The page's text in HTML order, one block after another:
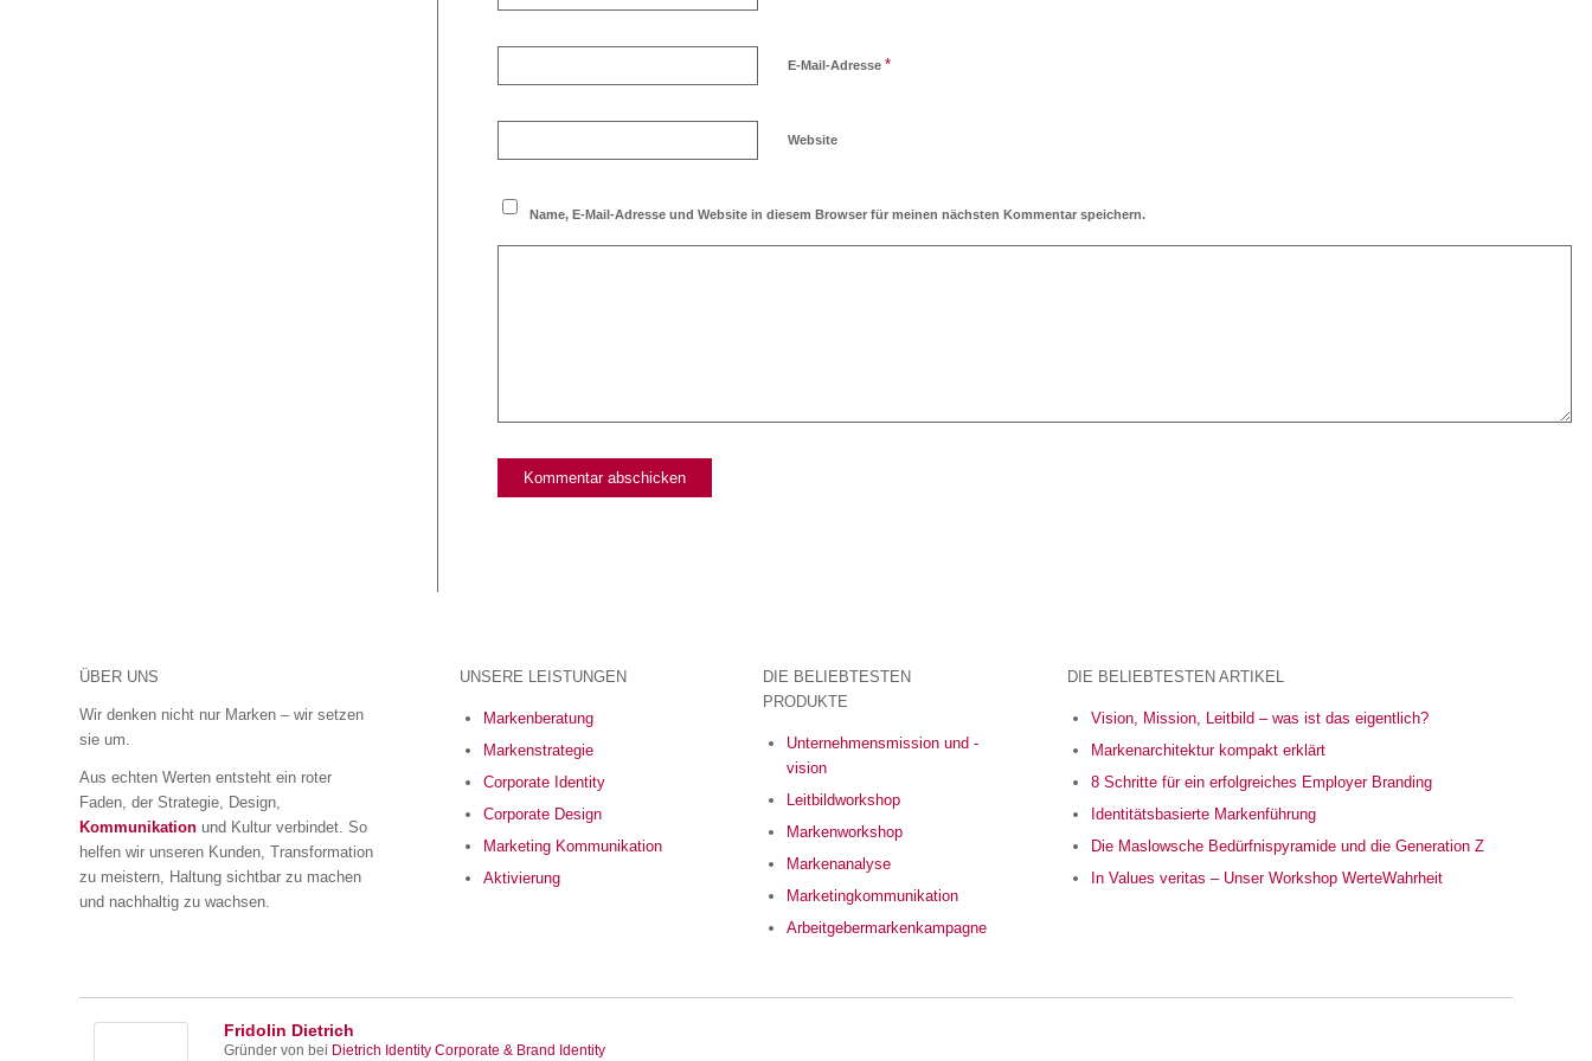
E-Mail-Adresse *
Website
Name, E-Mail-Adresse und Website in diesem Browser für meinen nächsten Kommentar speichern.
ÜBER UNS
Wir denken nicht nur Marken – wir setzen
sie um.
Aus echten Werten entsteht ein roter
Faden, der Strategie, Design,
Kommunikation und Kultur verbindet. So
helfen wir unseren Kunden, Transformation
zu meistern, Haltung sichtbar zu machen
und nachhaltig zu wachsen.
UNSERE LEISTUNGEN
Markenberatung
Markenstrategie
Corporate Identity
Corporate Design
Marketing Kommunikation
Aktivierung
DIE BELIEBTESTEN
PRODUKTE
Unternehmensmission und -
vision
Leitbildworkshop
Markenworkshop
Markenanalyse
Marketingkommunikation
Arbeitgebermarkenkampagne
DIE BELIEBTESTEN ARTIKEL
Vision, Mission, Leitbild – was ist das eigentlich?
Markenarchitektur kompakt erklärt
8 Schritte für ein erfolgreiches Employer Branding
Identitätsbasierte Markenführung
Die Maslowsche Bedürfnispyramide und die Generation Z
In Values veritas – Unser Workshop WerteWahrheit
Fridolin Dietrich
Gründer von bei Dietrich Identity Corporate & Brand Identity